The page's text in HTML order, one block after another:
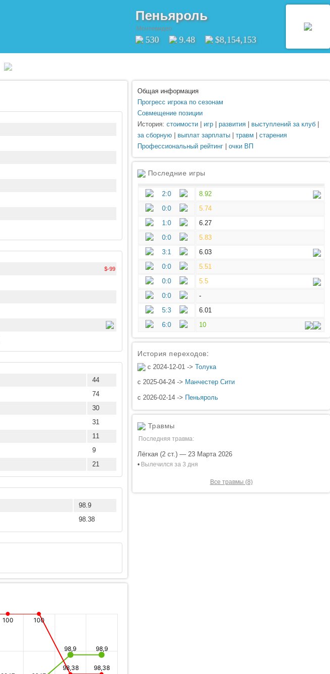
Пеньяроль
Монтевидео
530 9.48 $8,154,153
$-99
44
74
30
31
11
9
21
98.9
98.38
98,9 98,9
100 100
98,38 98,38
Общая информация
Прогресс игрока по сезонам
Совмещение позиции
История: стоимости игр развития выступлений за клуб
за сборную
выплат зарплаты травм
старения
Профессиональный рейтинг
очки ВП
Последние игры
2:0
8.92
0:0
5.74
1:0
6.27
0:0
5.83
3:1
6.03
0:0
5.51
0:0
5.5
0:0
-
5:3
6.01
6:0
10
История переходов:
с 2024-12-01 -> Толука
с 2025-04-24 -> Манчестер Сити
с 2026-02-14 -> Пеньяроль
Травмы
Последняя травма:
Лёгкая (2 ст.) — 23 Марта 2026
• Вылечился за 3 дня
Все травмы (8)